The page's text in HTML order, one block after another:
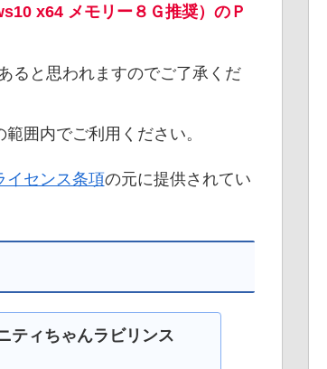
x64 メモリー８Ｇ推奨）のＰ
ると思われますのでご了承くだ
囲内でご利用ください。
イセンス条項の元に提供されてい
ティちゃんラビリンス